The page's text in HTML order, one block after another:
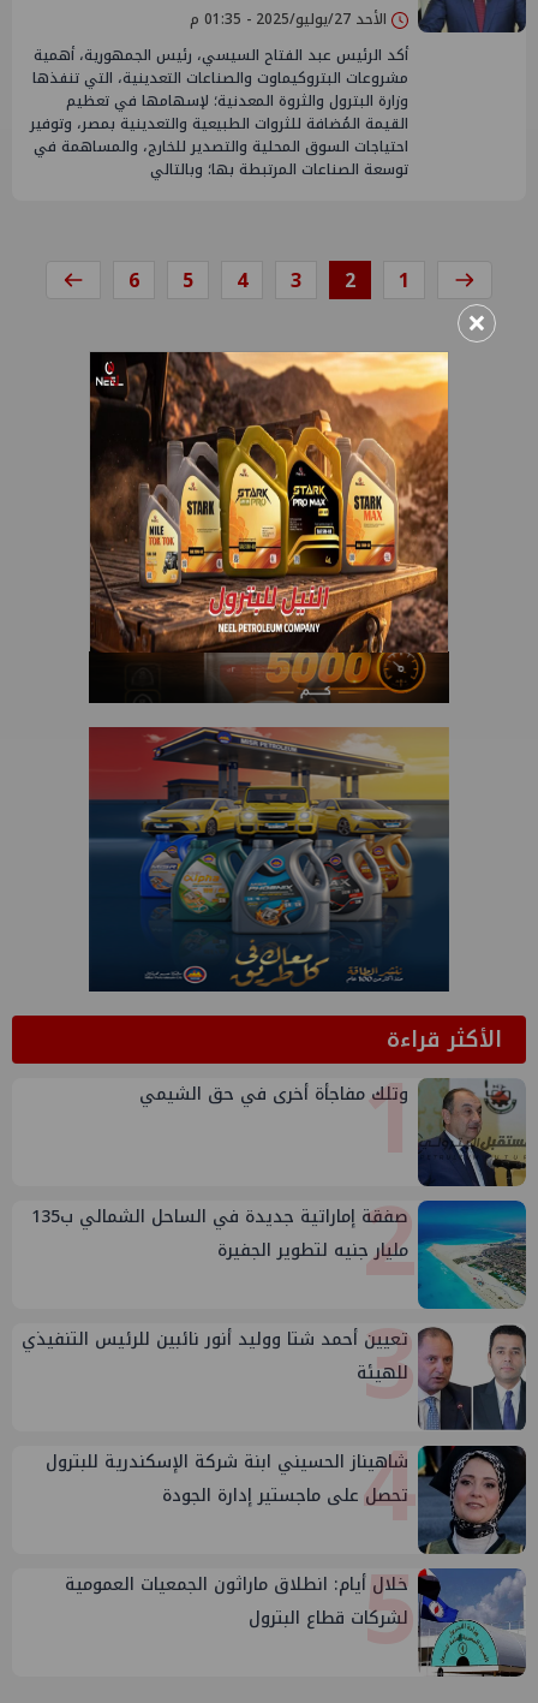
الأحد 27/يوليو/2025 - 01:35 م
أكد الرئيس عبد الفتاح السيسي، رئيس الجمهورية، أهمية
مشروعات البتروكيماوت والصناعات التعدينية، التي تنفذها
وزارة البترول والثروة المعدنية؛ لإسهامها في تعظيم
القيمة المُضافة للثروات الطبيعية والتعدينية بمصر، وتوفير
احتياجات السوق المحلية والتصدير للخارج، والمساهمة في
توسعة الصناعات المرتبطة بها؛ وبالتالي
1
2
3
4
5
6
الأكثر قراءة1
وتلك مفاجأة أخرى في حق الشيمي
2
صفقة إماراتية جديدة في الساحل الشمالي ب135
مليار جنيه لتطوير الجفيرة
3
تعيين أحمد شتا ووليد أنور نائبين للرئيس التنفيذي
للهيئة
4
شاهيناز الحسيني ابنة شركة الإسكندرية للبترول
تحصل على ماجستير إدارة الجودة
5
خلال أيام: انطلاق ماراثون الجمعيات العمومية
لشركات قطاع البترول
×